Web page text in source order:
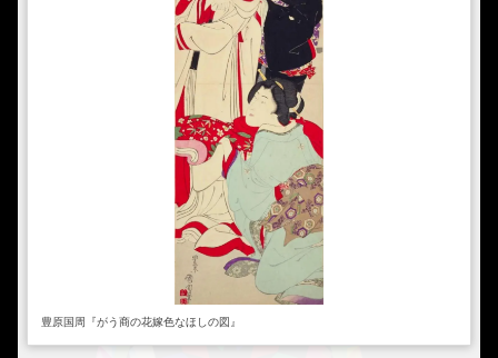
豊原国周『がう商の花嫁色なほしの図』